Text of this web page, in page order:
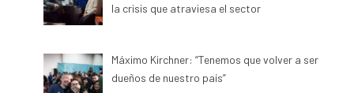
la crisis que atraviesa el sector
Máximo Kirchner: “Tenemos que volver a ser
dueños de nuestro país”